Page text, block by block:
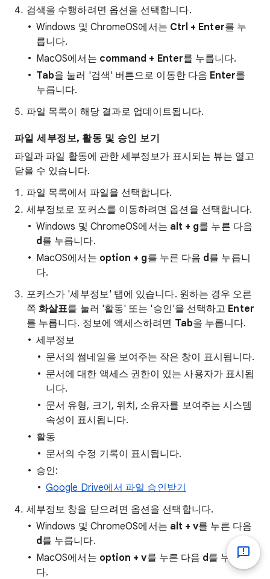
검색을 수행하려면 옵션을 선택합니다.
Windows 및 ChromeOS에서는 Ctrl + Enter를 누
릅니다.
MacOS에서는 command + Enter를 누릅니다.
Tab을 눌러 '검색' 버튼으로 이동한 다음 Enter를
누릅니다.
파일 목록이 해당 결과로 업데이트됩니다.
파일 세부정보, 활동 및 승인 보기
파일과 파일 활동에 관한 세부정보가 표시되는 뷰는 열고
닫을 수 있습니다.
파일 목록에서 파일을 선택합니다.
세부정보로 포커스를 이동하려면 옵션을 선택합니다.
Windows 및 ChromeOS에서는 alt + g를 누른 다음
d 를 누릅니다.
MacOS에서는 option + g를 누른 다음 d 를 누릅니
다.
포커스가 '세부정보' 탭에 있습니다. 원하는 경우 오른
쪽 화살표를 눌러 '활동' 또는 '승인'을 선택하고 Enter
를 누릅니다. 정보에 액세스하려면 Tab을 누릅니다.
세부정보
문서의 썸네일을 보여주는 작은 창이 표시됩니다.
문서에 대한 액세스 권한이 있는 사용자가 표시됩
니다.
문서 유형, 크기, 위치, 소유자를 보여주는 시스템
속성이 표시됩니다.
활동
문서의 수정 기록이 표시됩니다.
승인:
Google Drive에서 파일 승인받기
세부정보 창을 닫으려면 옵션을 선택합니다.
Windows 및 ChromeOS에서는 alt + v를 누른 다음
d 를 누릅니다.
MacOS에서는 option + v를 누른 다음 d 를 누릅니
다.